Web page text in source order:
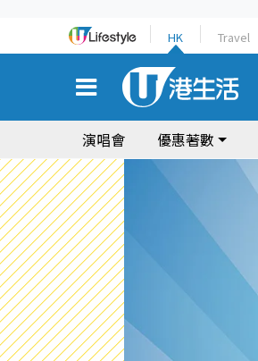
HK Travel
演唱會 優惠著數